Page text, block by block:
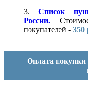
3. Список
России.
покупателей - 350
Оплата покупки